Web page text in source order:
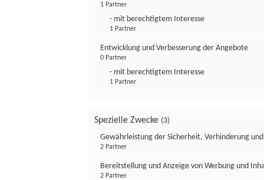
1 Partner
- mit berechtigtem Interesse
1 Partner
Entwicklung und Verbesserung der Angebote
0 Partner
- mit berechtigtem Interesse
1 Partner
Spezielle Zwecke (3)
Gewährleistung der Sicherheit, Verhinderung
2 Partner
Bereitstellung und Anzeige von Werbung und
2 Partner